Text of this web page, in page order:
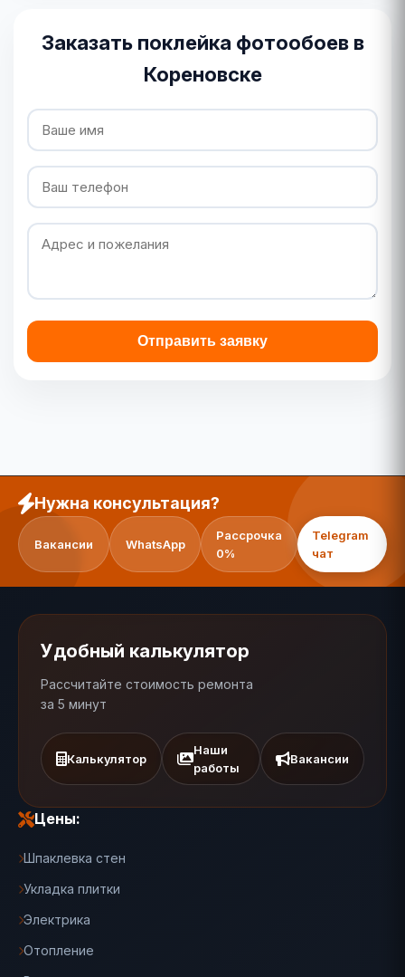
Заказать поклейка фотообоев в
Кореновске
Отправить заявку
Нужна консультация?
Вакансии WhatsApp
Рассрочка
0%
Telegram
чат
Удобный калькулятор
Рассчитайте стоимость ремонта
за 5 минут
Калькулятор
Наши
работы
Вакансии
Цены:
Шпаклевка стен
Укладка плитки
Электрика
Отопление